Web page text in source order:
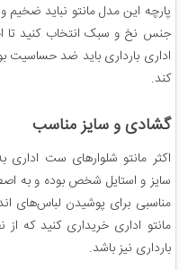
پارچه این مدل مانتو نباید
جنس نخ و سبک انتخاب کنید تا
اداری بارداری باید ضد حساسیت
کند.
گشادی و سایز مناسب
اکثر مانتو شلوارهای ست
سایز و استایل شخص بوده و به
مناسبی برای پوشیدن لباس‌های
مانتو اداری خریداری کنید که از
بارداری نیز باشد.